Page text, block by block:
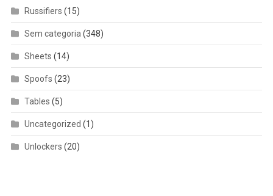
Russifiers (15)
Sem categoria (348)
Sheets (14)
Spoofs (23)
Tables (5)
Uncategorized (1)
Unlockers (20)